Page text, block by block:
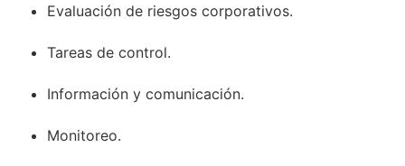
Evaluación de riesgos corporativos.
Tareas de control.
Información y comunicación.
Monitoreo.